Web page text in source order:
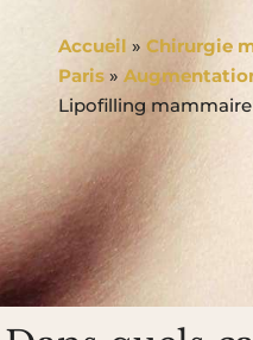
Accueil »Chirurgie
Paris »
Lipofilling